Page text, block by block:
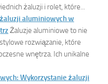
żaluzji i rolet, które...
aluminiowych w
Żaluzje aluminiowe to nie
rozwiązanie, które
wnętrza. Ich unikalne
Wykorzystanie żaluzji